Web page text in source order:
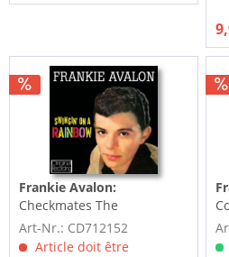
Frankie Avalon:
Checkmates The
Checkmates
Art-Nr.: CD712152
Article doit être